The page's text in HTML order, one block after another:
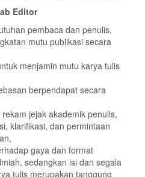
Editor
pembaca dan penulis,
mutu publikasi secara
menjamin mutu karya tulis
berpendapat secara
jejak akademik penulis,
klarifikasi, dan permintaan
gaya dan format
sedangkan isi dan segala
tulis merupakan tanggung